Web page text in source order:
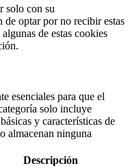
solo con su
optar por no recibir estas
de estas cookies
esenciales para que el
solo incluye
y características de
almacenan ninguna
Descripción